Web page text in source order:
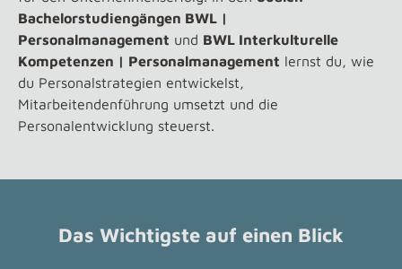
Bachelorstudiengängen BWL |
Personalmanagement und BWL Interkulturelle
Kompetenzen | Personalmanagement lernst du, wie
du Personalstrategien entwickelst,
Mitarbeitendenführung umsetzt und die
Personalentwicklung steuerst.
Das Wichtigste auf einen Blick